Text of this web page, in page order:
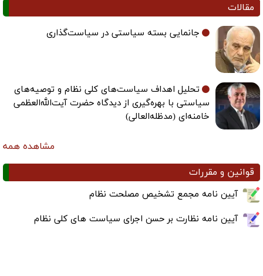
مقالات
جانمایی بسته سیاستی در سیاست‌گذاری
تحلیل اهداف سیاست‌های کلی نظام و توصیه‌های
سیاستی با بهره‌گیری از دیدگاه حضرت آیت‌الله‌العظمی
خامنه‌ای (مدظله‌العالی)
مشاهده همه
قوانین و مقررات
آیین نامه مجمع تشخیص مصلحت نظام
آیین نامه نظارت بر حسن اجرای سیاست های کلی نظام